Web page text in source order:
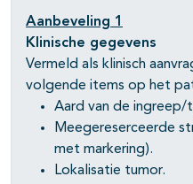
Aanbeveling 1
Klinische gegevens
Vermeld als klinisch
volgende items op het
Aard van de
Meegereserceerde
met markering).
Lokalisatie tumor.